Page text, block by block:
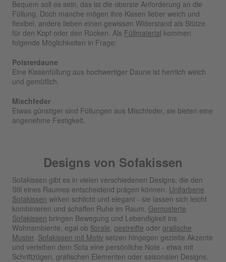
Bequem soll es sein, das ist die oberste Anforderung an die
Füllung. Doch manche mögen ihre Kissen lieber weich und
flexibel, andere lieben einen gewissen Widerstand als Stütze
für den Kopf oder den Rücken. Als Füllmaterial kommen
folgende Möglichkeiten in Frage:
Polsterdaune
Eine Kissenfüllung aus hochwertiger Daune ist herrlich weich
und gemütlich.
Mischfeder
Etwas günstiger sind Füllungen aus Mischfeder, sie bieten eine
angenehme Festigkeit.
Designs von Sofakissen
Sofakissen gibt es in vielen verschiedenen Designs, die den
Stil eines Raumes entscheidend prägen können. Unifarbene
Sofakissen wirken schlicht und elegant - sie lassen sich leicht
kombinieren und schaffen Ruhe im Raum. Gemusterte
Sofakissen bringen Bewegung und Lebendigkeit ins
Wohnambiente, egal ob florale gestreifte oder grafische
Muster Sofakissen mit Motiv setzen hingegen gezielte Akzente
und verleihen dem Sofa eine persönliche Note - etwa mit
Schriftzügen, grafischen Elementen oder saisonalen Designs.